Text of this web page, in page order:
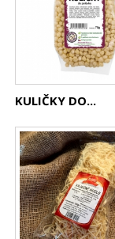
KULIČKY DO...